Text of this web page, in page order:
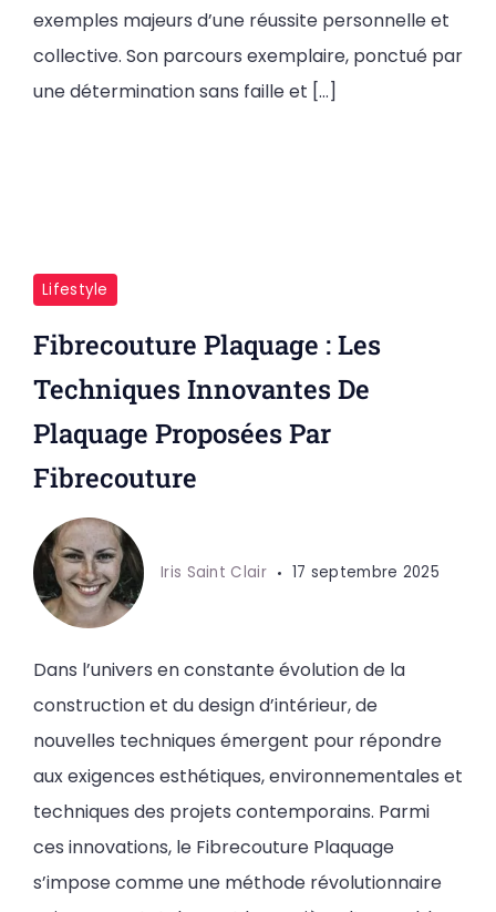
exemples majeurs d’une réussite personnelle et
collective. Son parcours exemplaire, ponctué par
une détermination sans faille et […]
Lifestyle
Fibrecouture Plaquage : Les
Techniques Innovantes De
Plaquage Proposées Par
Fibrecouture
Iris Saint Clair 17 septembre 2025
Dans l’univers en constante évolution de la
construction et du design d’intérieur, de
nouvelles techniques émergent pour répondre
aux exigences esthétiques, environnementales et
techniques des projets contemporains. Parmi
ces innovations, le Fibrecouture Plaquage
s’impose comme une méthode révolutionnaire